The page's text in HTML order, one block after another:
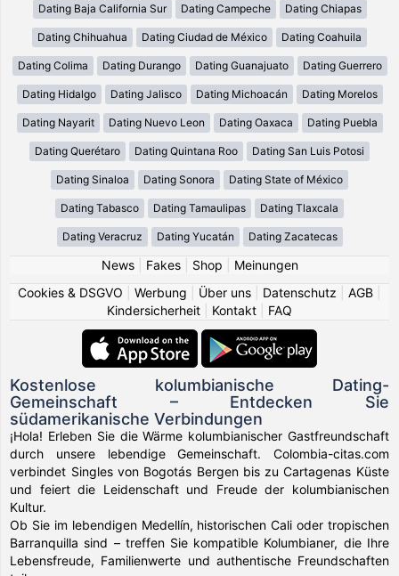
Dating Baja California Sur Dating Campeche Dating Chiapas
Dating Chihuahua Dating Ciudad de México Dating Coahuila
Dating Colima Dating Durango Dating Guanajuato Dating Guerrero
Dating Hidalgo Dating Jalisco Dating Michoacán Dating Morelos
Dating Nayarit Dating Nuevo Leon Dating Oaxaca Dating Puebla
Dating Querétaro Dating Quintana Roo Dating San Luis Potosi
Dating Sinaloa Dating Sonora Dating State of México
Dating Tabasco Dating Tamaulipas Dating Tlaxcala
Dating Veracruz Dating Yucatán Dating Zacatecas
News| Fakes| Shop
Meinungen
Cookies & DSGVO
Werbung Über uns Datenschutz AGB
Kindersicherheit
Kontakt FAQ
Kostenlose kolumbianische Dating-
Gemeinschaft – Entdecken Sie
südamerikanische Verbindungen
¡Hola! Erleben Sie die Wärme kolumbianischer Gastfreundschaft
durch unsere lebendige Gemeinschaft. Colombia-citas.com
verbindet Singles von Bogotás Bergen bis zu Cartagenas Küste
und feiert die Leidenschaft und Freude der kolumbianischen
Kultur.
Ob Sie im lebendigen Medellín, historischen Cali oder tropischen
Barranquilla sind – treffen Sie kompatible Kolumbianer, die Ihre
Lebensfreude, Familienwerte und authentische Freundschaften